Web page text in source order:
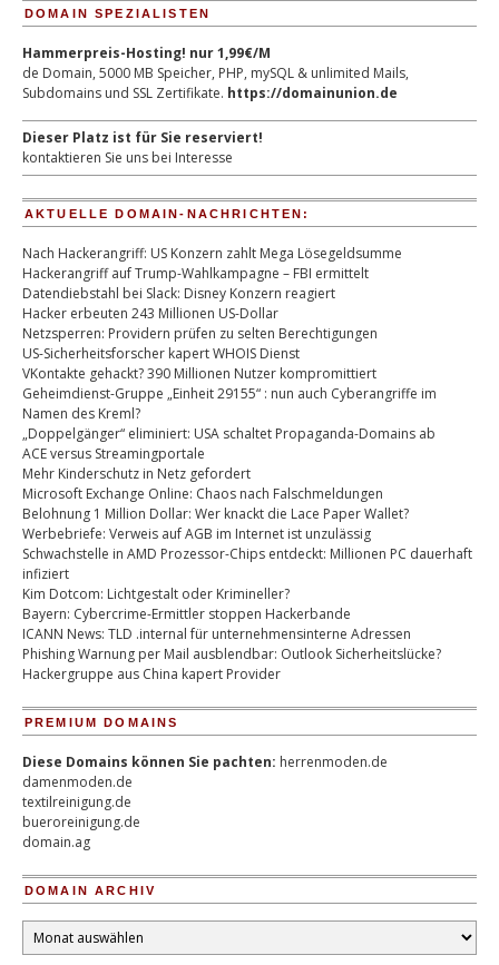
DOMAIN SPEZIALISTEN
Hammerpreis-Hosting! nur 1,99€/M
de Domain, 5000 MB Speicher, PHP, mySQL & unlimited Mails,
Subdomains und SSL Zertifikate. https://domainunion.de
Dieser Platz ist für Sie reserviert!
kontaktieren Sie uns bei Interesse
AKTUELLE DOMAIN-NACHRICHTEN:
Nach Hackerangriff: US Konzern zahlt Mega Lösegeldsumme
Hackerangriff auf Trump-Wahlkampagne – FBI ermittelt
Datendiebstahl bei Slack: Disney Konzern reagiert
Hacker erbeuten 243 Millionen US-Dollar
Netzsperren: Providern prüfen zu selten Berechtigungen
US-Sicherheitsforscher kapert WHOIS Dienst
VKontakte gehackt? 390 Millionen Nutzer kompromittiert
Geheimdienst-Gruppe „Einheit 29155“ : nun auch Cyberangriffe im
Namen des Kreml?
„Doppelgänger“ eliminiert: USA schaltet Propaganda-Domains ab
ACE versus Streamingportale
Mehr Kinderschutz in Netz gefordert
Microsoft Exchange Online: Chaos nach Falschmeldungen
Belohnung 1 Million Dollar: Wer knackt die Lace Paper Wallet?
Werbebriefe: Verweis auf AGB im Internet ist unzulässig
Schwachstelle in AMD Prozessor-Chips entdeckt: Millionen PC dauerhaft
infiziert
Kim Dotcom: Lichtgestalt oder Krimineller?
Bayern: Cybercrime-Ermittler stoppen Hackerbande
ICANN News: TLD .internal für unternehmensinterne Adressen
Phishing Warnung per Mail ausblendbar: Outlook Sicherheitslücke?
Hackergruppe aus China kapert Provider
PREMIUM DOMAINS
Diese Domains können Sie pachten: herrenmoden.de
damenmoden.de
textilreinigung.de
bueroreinigung.de
domain.ag
DOMAIN ARCHIV
Domain
Archiv